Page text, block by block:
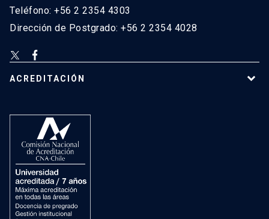
Teléfono: +56 2 2354 4303
Dirección de Postgrado: +56 2 2354 4028
ACREDITACIÓN